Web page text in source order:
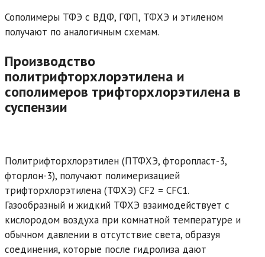
Сополимеры ТФЭ с ВДФ, ГФП, ТФХЭ и этиленом
получают по аналогичным схемам.
Производство
политрифторхлорэтилена и
сополимеров трифторхлорэтилена в
суспензии
Политрифторхлорэтилен (ПТФХЭ, фторопласт-3,
фторлон-3), получают полимеризацией
трифторхлорэтилена (ТФХЭ) СF2 = СFС1.
Газообразный и жидкий ТФХЭ взаимодействует с
кислородом воздуха при комнатной температуре и
обычном давлении в отсутствие света, образуя
соединения, которые после гидролиза дают